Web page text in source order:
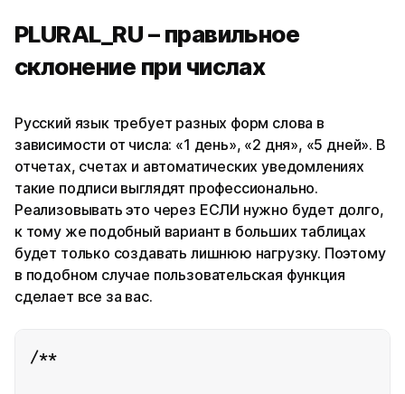
PLURAL_RU – правильное
склонение при числах
Русский язык требует разных форм слова в
зависимости от числа: «1 день», «2 дня», «5 дней». В
отчетах, счетах и автоматических уведомлениях
такие подписи выглядят профессионально.
Реализовывать это через ЕСЛИ нужно будет долго,
к тому же подобный вариант в больших таблицах
будет только создавать лишнюю нагрузку. Поэтому
в подобном случае пользовательская функция
сделает все за вас.
/**